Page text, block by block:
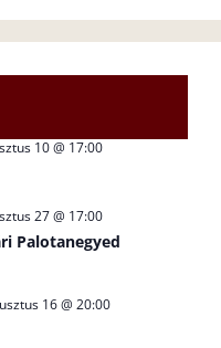
10 @ 17:00
27 @ 17:00
Palotanegyed
16 @ 20:00